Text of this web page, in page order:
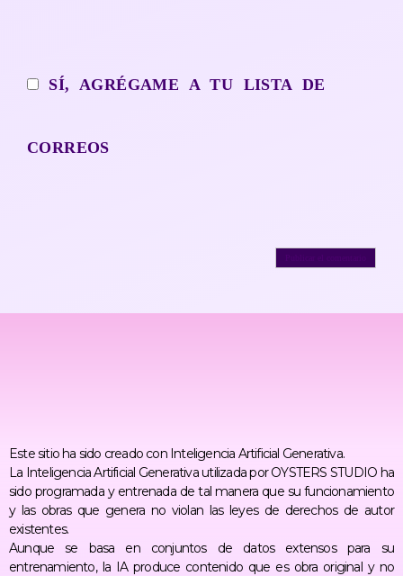
SÍ, AGRÉGAME A TU LISTA DE
CORREOS
Este sitio ha sido creado con Inteligencia Artificial Generativa.
La Inteligencia Artificial Generativa utilizada por OYSTERS STUDIO ha
sido programada y entrenada de tal manera que su funcionamiento
y las obras que genera no violan las leyes de derechos de autor
existentes.
Aunque se basa en conjuntos de datos extensos para su
entrenamiento, la IA produce contenido que es obra original y no